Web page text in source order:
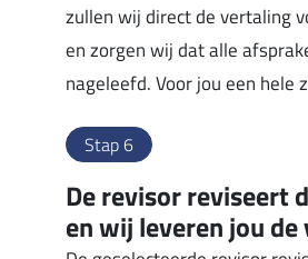
zullen wij direct de vertaling
en zorgen wij dat alle
nageleefd. Voor jou een hele
Stap 6
De revisor reviseert
en wij leveren jou